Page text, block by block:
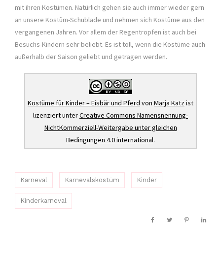
mit ihren Kostümen. Natürlich gehen sie auch immer wieder gern
an unsere Kostüm-Schublade und nehmen sich Kostüme aus den
vergangenen Jahren. Vor allem der Regentropfen ist auch bei
Besuchs-Kindern sehr beliebt. Es ist toll, wenn die Kostüme auch
außerhalb der Saison geliebt und getragen werden.
Kostüme für Kinder – Eisbär und Pferd von Marja Katz ist
lizenziert unterCreative Commons Namensnennung-
NichtKommerziell-Weitergabe unter gleichen
Bedingungen 4.0 international.
Karneval Karnevalskostüm Kinder
Kinderkarneval